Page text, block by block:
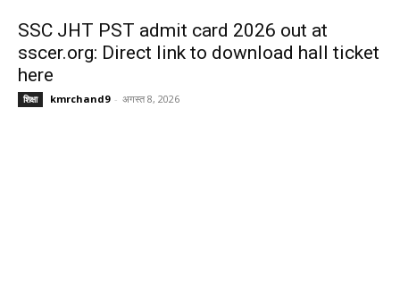
SSC JHT PST admit card 2026 out at
sscer.org: Direct link to download hall ticket
here
शिक्षा kmrchand9 - अगस्त 8, 2026